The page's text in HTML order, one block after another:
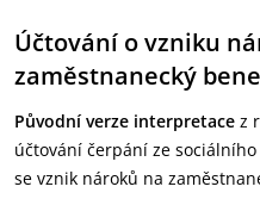
Účtování o vzniku
zaměstnanecký
Původní verze interpretace z
účtování čerpání ze
se vznik nároků na